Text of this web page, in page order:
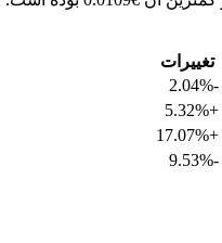
تغییرات
-2.04%
+5.32%
+17.07%
-9.53%